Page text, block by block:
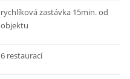
rychlíková zastávka 15min. od
objektu
6 restaurací